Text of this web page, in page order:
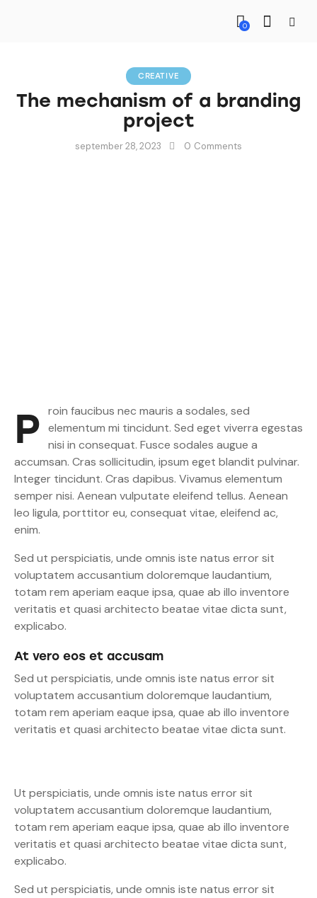
0
CREATIVE
The mechanism of a branding
project
september 28, 2023 0 Comments
Proin faucibus nec mauris a sodales, sed elementum mi tincidunt. Sed eget viverra egestas
nisi in consequat. Fusce sodales augue a
accumsan. Cras sollicitudin, ipsum eget blandit pulvinar.
Integer tincidunt. Cras dapibus. Vivamus elementum
semper nisi. Aenean vulputate eleifend tellus. Aenean
leo ligula, porttitor eu, consequat vitae, eleifend ac,
enim.
Sed ut perspiciatis, unde omnis iste natus error sit
voluptatem accusantium doloremque laudantium,
totam rem aperiam eaque ipsa, quae ab illo inventore
veritatis et quasi architecto beatae vitae dicta sunt,
explicabo.
At vero eos et accusam
Sed ut perspiciatis, unde omnis iste natus error sit
voluptatem accusantium doloremque laudantium,
totam rem aperiam eaque ipsa, quae ab illo inventore
veritatis et quasi architecto beatae vitae dicta sunt.
Ut perspiciatis, unde omnis iste natus error sit
voluptatem accusantium doloremque laudantium,
totam rem aperiam eaque ipsa, quae ab illo inventore
veritatis et quasi architecto beatae vitae dicta sunt,
explicabo.
Sed ut perspiciatis, unde omnis iste natus error sit